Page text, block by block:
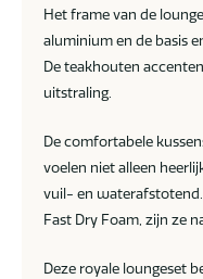
Het frame van de
aluminium en de basis
De teakhouten
uitstraling.
De comfortabele
voelen niet alleen
vuil- en
Fast Dry Foam, zijn ze
Deze royale loungeset